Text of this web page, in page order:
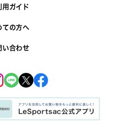
用ガイド
ての方へ
い合わせ